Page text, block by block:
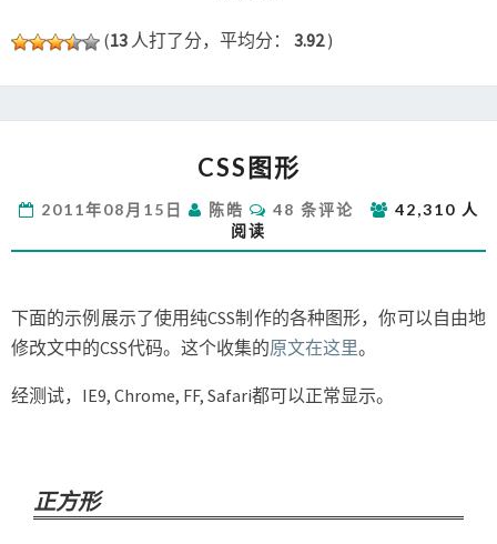
(13 人打了分，平均分： 3.92)
图
CSS图形
2011年08月15日 陈皓
评
论
48 条评论
42,310 人
阅读
下面的示例展示了使用纯CSS制作的各种图形，你可以自由地
修改文中的CSS代码。这个收集的原文在这里。
经测试，IE9, Chrome, FF, Safari都可以正常显示。
正方形